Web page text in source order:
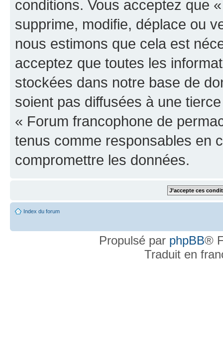
conditions. Vous acceptez que
supprime, modifie, déplace ou
nous estimons que cela est
acceptez que toutes les
stockées dans notre base de
soient pas diffusées à une
« Forum francophone de
tenus comme responsables en
compromettre les données.
Index du forum
Propulsé par phpBB®
Traduit en